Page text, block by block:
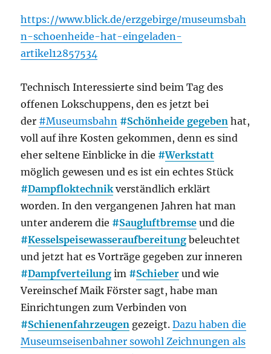
https://www.blick.de/erzgebirge/museumsbah
n-schoenheide-hat-eingeladen-
artikel12857534
Technisch Interessierte sind beim Tag des
offenen Lokschuppens, den es jetzt bei
der #Museumsbahn #Schönheide gegeben hat,
voll auf ihre Kosten gekommen, denn es sind
eher seltene Einblicke in die #Werkstatt
möglich gewesen und es ist ein echtes Stück
#Dampfloktechnikverständlich erklärt
worden. In den vergangenen Jahren hat man
unter anderem die #Saugluftbremse und die
#Kesselspeisewasseraufbereitung beleuchtet
und jetzt hat es Vorträge gegeben zur inneren
#Dampfverteilung im #Schieber und wie
Vereinschef Maik Förster sagt, habe man
Einrichtungen zum Verbinden von
#Schienenfahrzeugen gezeigt.Dazu haben die
Museumseisenbahner sowohl Zeichnungen als